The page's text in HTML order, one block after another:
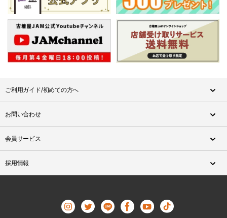
ご利用ガイド/初めての方へ
お問い合わせ
会員サービス
採用情報